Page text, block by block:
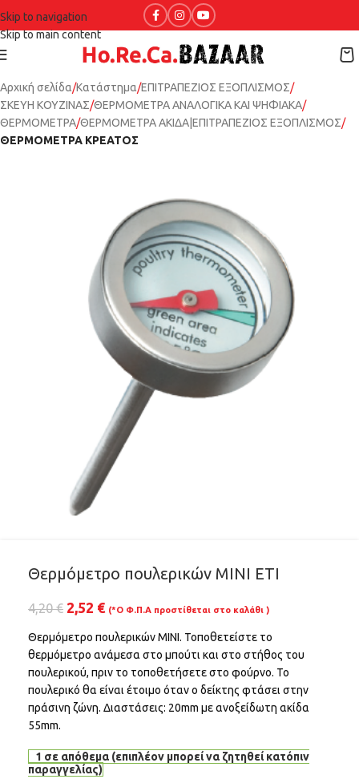
Skip to navigation
Skip to main content
Αρχική σελίδα Κατάστημα ΕΠΙΤΡΑΠΕΖΙΟΣ ΕΞΟΠΛΙΣΜΟΣ
ΣΚΕΥΗ ΚΟΥΖΙΝΑΣ ΘΕΡΜΟΜΕΤΡΑ ΑΝΑΛΟΓΙΚΑ ΚΑΙ ΨΗΦΙΑΚΑ
ΘΕΡΜΟΜΕΤΡΑ ΘΕΡΜΟΜΕΤΡΑ ΑΚΙΔΑ|ΕΠΙΤΡΑΠΕΖΙΟΣ ΕΞΟΠΛΙΣΜΟΣ
ΘΕΡΜΟΜΕΤΡΑ ΚΡΕΑΤΟΣ
Θερμόμετρο πουλερικών MINI ETI
4,20€ 2,52 € (*Ο Φ.Π.Α προστίθεται στο καλάθι )
Θερμόμετρο πουλερικών MINI. Τοποθετείστε το
θερμόμετρο ανάμεσα στο μπούτι και στο στήθος του
πουλερικού, πριν το τοποθετήσετε στο φούρνο. Το
πουλερικό θα είναι έτοιμο όταν ο δείκτης φτάσει στην
πράσινη ζώνη. Διαστάσεις: 20mm με ανοξείδωτη ακίδα
55mm.
1 σε απόθεμα (επιπλέον μπορεί να ζητηθεί κατόπιν
παραγγελίας)